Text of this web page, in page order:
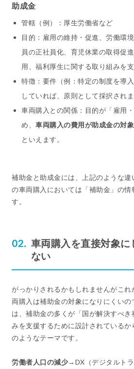
助成金
管轄（例）：厚生労働省など
目的：雇用の維持・促進、労働環
員の正社員化、育児休業の取得促
用、福利厚生に関する取り組みを支
特徴：要件（例：特定の制度を導
していれば、原則として採択されま
車両購入との関係：目的が「雇用
め、 車両購入の費用が助成金の対
といえます。
補助金と助成金には、上記のような違
の車両購入においては「補助金」の情
す。
車両購入を直接対象
ない
がっかりされるかもしれませんがこ
両購入は補助金の対象になりにくいの
は、補助金の多くが「国が解決すべき
みを支援するために設計されている
のようなテーマです。
労働者人口の減少→DX（デジタルト